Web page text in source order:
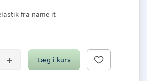
fra name it
Læg i kurv